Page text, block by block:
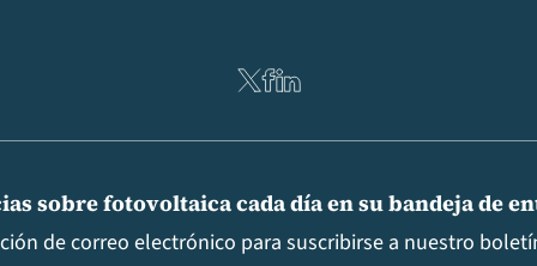
sobre fotovoltaica cada día en su bandeja de
de correo electrónico para suscribirse a nuestro